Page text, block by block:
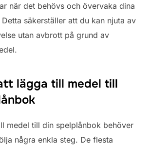
när det behövs och övervaka dina
säkerställer att du kan njuta av
utan avbrott på grund av
lägga till medel till
medel till din spelplånbok behöver
några enkla steg. De flesta